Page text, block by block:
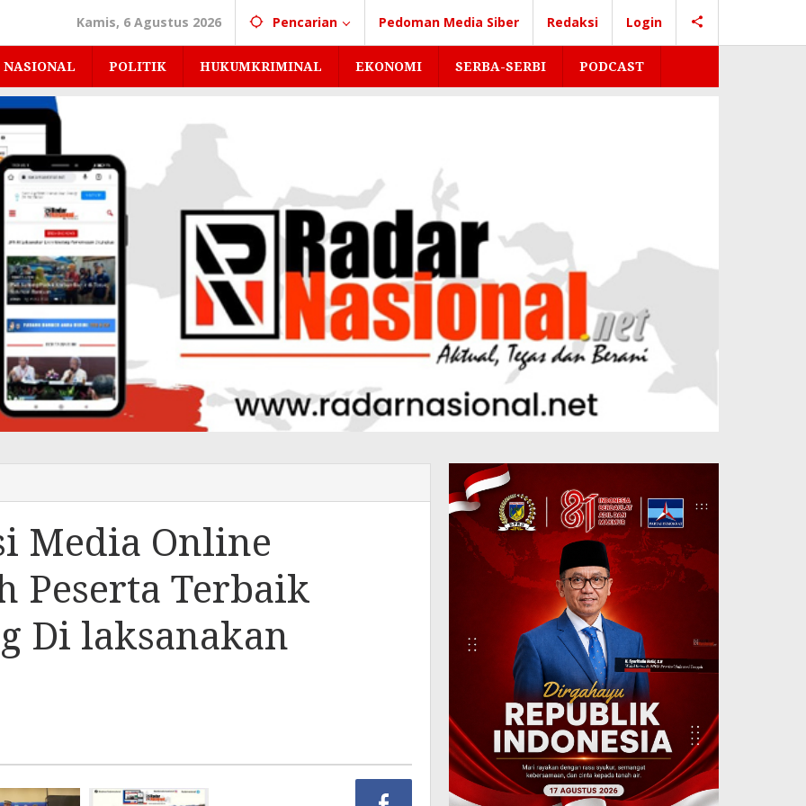
Kamis, 6 Agustus 2026 Pencarian Pedoman Media Siber Redaksi Login
NASIONAL POLITIK HUKUMKRIMINAL EKONOMI SERBA-SERBI PODCAST
Media Online
Peserta Terbaik
Di laksanakan